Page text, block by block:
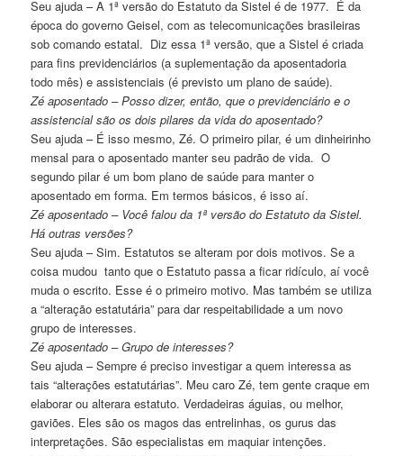
Seu ajuda – A 1ª versão do Estatuto da Sistel é de 1977. É da
época do governo Geisel, com as telecomunicações brasileiras
sob comando estatal. Diz essa 1ª versão, que a Sistel é criada
para fins previdenciários (a suplementação da aposentadoria
todo mês) e assistenciais (é previsto um plano de saúde).
Zé aposentado – Posso dizer, então, que o previdenciário e o
assistencial são os dois pilares da vida do aposentado?
Seu ajuda – É isso mesmo, Zé. O primeiro pilar, é um dinheirinho
mensal para o aposentado manter seu padrão de vida. O
segundo pilar é um bom plano de saúde para manter o
aposentado em forma. Em termos básicos, é isso aí.
Zé aposentado – Você falou da 1ª versão do Estatuto da Sistel.
Há outras versões?
Seu ajuda – Sim. Estatutos se alteram por dois motivos. Se a
coisa mudou tanto que o Estatuto passa a ficar ridículo, aí você
muda o escrito. Esse é o primeiro motivo. Mas também se utiliza
a “alteração estatutária” para dar respeitabilidade a um novo
grupo de interesses.
Zé aposentado – Grupo de interesses?
Seu ajuda – Sempre é preciso investigar a quem interessa as
tais “alterações estatutárias”. Meu caro Zé, tem gente craque em
elaborar ou alterara estatuto. Verdadeiras águias, ou melhor,
gaviões. Eles são os magos das entrelinhas, os gurus das
interpretações. São especialistas em maquiar intenções.